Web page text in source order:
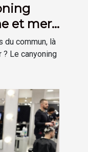
et mer
?
du commun, là
? Le canyoning